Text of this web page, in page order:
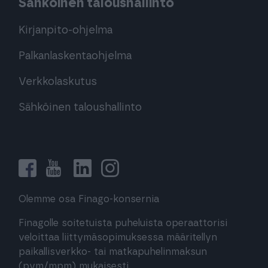
Sähköinen taloushallinto
Kirjanpito-ohjelma
Palkanlaskentaohjelma
Verkkolaskutus
Sähköinen taloushallinto
Olemme osa Finago-konsernia
Finagolle soitetuista puheluista operaattorisi
veloittaa liittymäsopimuksessa määritellyn
paikallisverkko- tai matkapuhelinmaksun